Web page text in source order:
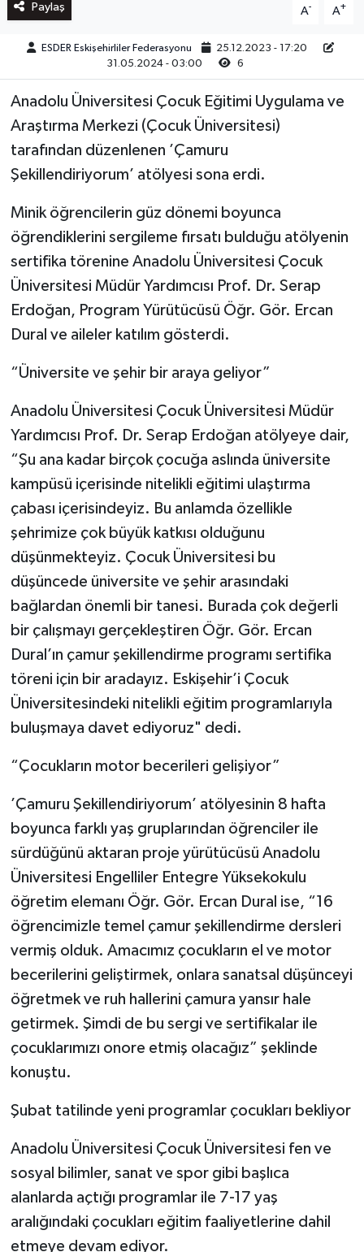
Paylaş A- A+
ESDER Eskişehirliler Federasyonu
25.12.2023 - 17:20
31.05.2024 - 03:00
6
Anadolu Üniversitesi Çocuk Eğitimi Uygulama ve
Araştırma Merkezi (Çocuk Üniversitesi)
tarafından düzenlenen ’Çamuru
Şekillendiriyorum’ atölyesi sona erdi.
Minik öğrencilerin güz dönemi boyunca
öğrendiklerini sergileme fırsatı bulduğu atölyenin
sertifika törenine Anadolu Üniversitesi Çocuk
Üniversitesi Müdür Yardımcısı Prof. Dr. Serap
Erdoğan, Program Yürütücüsü Öğr. Gör. Ercan
Dural ve aileler katılım gösterdi.
“Üniversite ve şehir bir araya geliyor”
Anadolu Üniversitesi Çocuk Üniversitesi Müdür
Yardımcısı Prof. Dr. Serap Erdoğan atölyeye dair,
“Şu ana kadar birçok çocuğa aslında üniversite
kampüsü içerisinde nitelikli eğitimi ulaştırma
çabası içerisindeyiz. Bu anlamda özellikle
şehrimize çok büyük katkısı olduğunu
düşünmekteyiz. Çocuk Üniversitesi bu
düşüncede üniversite ve şehir arasındaki
bağlardan önemli bir tanesi. Burada çok değerli
bir çalışmayı gerçekleştiren Öğr. Gör. Ercan
Dural’ın çamur şekillendirme programı sertifika
töreni için bir aradayız. Eskişehir’i Çocuk
Üniversitesindeki nitelikli eğitim programlarıyla
buluşmaya davet ediyoruz" dedi.
“Çocukların motor becerileri gelişiyor”
’Çamuru Şekillendiriyorum’ atölyesinin 8 hafta
boyunca farklı yaş gruplarından öğrenciler ile
sürdüğünü aktaran proje yürütücüsü Anadolu
Üniversitesi Engelliler Entegre Yüksekokulu
öğretim elemanı Öğr. Gör. Ercan Dural ise, “16
öğrencimizle temel çamur şekillendirme dersleri
vermiş olduk. Amacımız çocukların el ve motor
becerilerini geliştirmek, onlara sanatsal düşünceyi
öğretmek ve ruh hallerini çamura yansır hale
getirmek. Şimdi de bu sergi ve sertifikalar ile
çocuklarımızı onore etmiş olacağız” şeklinde
konuştu.
Şubat tatilinde yeni programlar çocukları bekliyor
Anadolu Üniversitesi Çocuk Üniversitesi fen ve
sosyal bilimler, sanat ve spor gibi başlıca
alanlarda açtığı programlar ile 7-17 yaş
aralığındaki çocukları eğitim faaliyetlerine dahil
etmeye devam ediyor.